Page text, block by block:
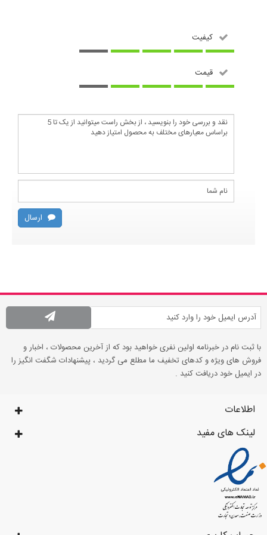
کیفیت
قیمت
ارسال
با ثبت نام در خبرنامه اولین نفری خواهید بود که از آخرین محصولات ، اخبار و
فروش های ویژه و کدهای تخفیف ما مطلع می گردید ، پیشنهادات شگفت انگیز را
در ایمیل خود دریافت کنید .
اطلاعات
لینک های مفید